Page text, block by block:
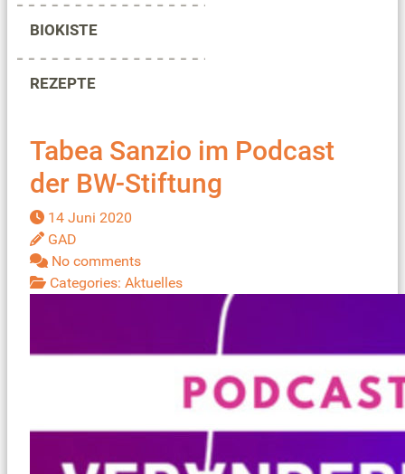
BIOKISTE
REZEPTE
Tabea Sanzio im Podcast
der BW-Stiftung
14 Juni 2020
GAD
No comments
Categories: Aktuelles